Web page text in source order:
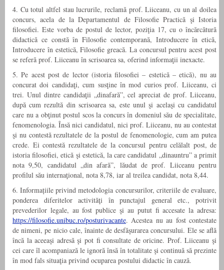
4. Cu totul altfel stau lucrurile, reclamă prof. Liiceanu, cu un al doilea
concurs, acela de la Departamentul de Filosofie Practică şi Istoria
filosofiei. Este vorba de postul de lector, poziţia 17, cu o încărcătură
didactică ce constă în Filosofie contemporană, Introducere în etică,
Introducere în estetică, Filosofie greacă. La concursul pentru acest post
se referă prof. Liiceanu în scrisoarea sa, oferind informaţii inexacte.
5. Pe acest post de lector (istoria filosofiei – estetică – etică), nu au
concurat doi candidaţi, cum susţine în mod curios prof. Liiceanu, ci
trei. Unul dintre candidaţii „dinafară”, cel apreciat de prof. Liiceanu,
după cum rezultă din scrisoarea sa, este unul şi acelaşi cu candidatul
care nu a obţinut postul scos la concurs în domeniul său de specialitate,
fenomenologia. Însă nici candidatul, nici prof. Liiceanu, nu au contestat
şi nu contestă rezultatele de la postul de fenomenologie, cum am putea
crede. Ei contestă rezultatele de la concursul pentru celălalt post, de
istoria filosofiei, etică şi estetică, la care candidatul „dinauntru” a primit
nota 9,50, candidatul „din afară”, lăudat de prof. Liiceanu pentru
profilul său internaţional, nota 8,78, iar al treilea candidat, nota 8,44.
6. Informațiile privind metodologia concursurilor, criteriile de evaluare,
ponderea diferitelor activităţi în punctajul general etc., potrivit
prevederilor legale, au fost publice şi au putut fi accesate la adresa:
https://filosofie.unibuc.ro/posturivacante. Acestea nu au fost contestate
de nimeni, pe nicio cale, înainte de desfăşurarea concursului. Ele se află
încă la aceeaşi adresă şi pot fi consultate de oricine. Prof. Liiceanu şi
cei care îl acompaniază le ignoră însă în totalitate şi continuă să prezinte
în mod fals situaţia privind ocuparea postului didactic în cauză.